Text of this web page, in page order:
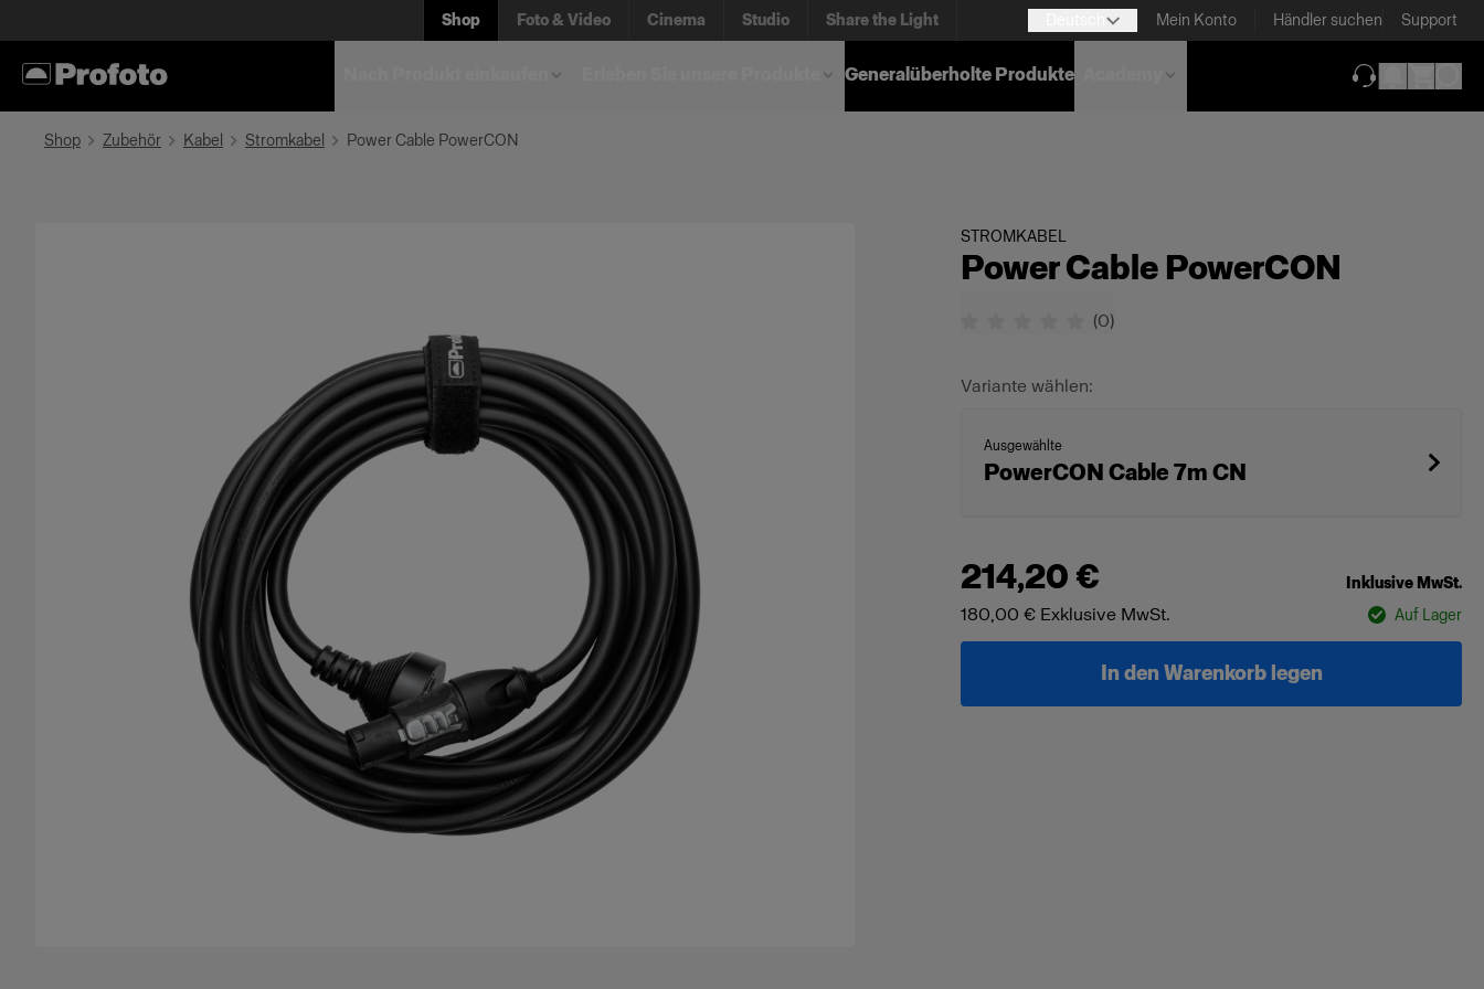
Shop Foto & Video Cinema Studio Share the Light Mein Konto Händler suchen Support
Generalüberholte Produkte
Shop Zubehör Kabel Stromkabel Power Cable PowerCON
STROMKABEL
Power Cable PowerCON
(0)
Variante wählen:
Ausgewählte
PowerCON Cable 7m CN
214,20 € Inklusive MwSt.
180,00 € Exklusive MwSt. Auf Lager
In den Warenkorb legen